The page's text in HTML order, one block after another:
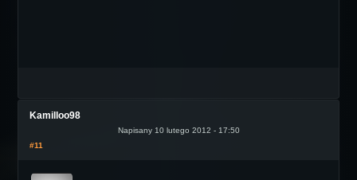
Kamilloo98
Napisany 10 lutego 2012 - 17:50
#11